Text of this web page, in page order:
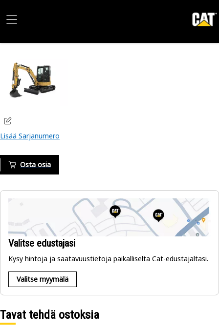
Lisää Sarjanumero
Osta osia
Valitse edustajasi
Kysy hintoja ja saatavuustietoja paikalliselta Cat-edustajaltasi.
Valitse myymälä
Tavat tehdä ostoksia